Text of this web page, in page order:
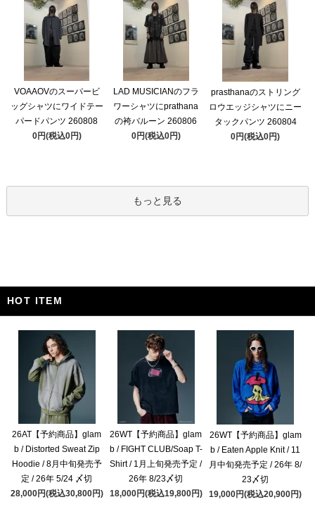
VOAAOVのスーパービ
ッグシャツにワイドテー
パードパンツ 260808
0円(税込0円)
LAD MUSICIANのフラ
ワーシャツにprathana
の袴バルーン 260806
0円(税込0円)
prasthanaのストリング
ロウエッジシャツにニー
タックパンツ 260804
0円(税込0円)
もっと見る
HOT ITEM
26AT【予約商品】glam
b / Distorted Sweat Zip
Hoodie / 8月中旬発売予
定 / 26年 5/24 〆切
28,000円(税込30,800円)
26WT【予約商品】glam
b / FIGHT CLUB/Soap T-
Shirt / 1月上旬発売予定 /
26年 8/23〆切
18,000円(税込19,800円)
26WT【予約商品】glam
b / Eaten Apple Knit / 11
月中旬発売予定 / 26年 8/
23〆切
19,000円(税込20,900円)